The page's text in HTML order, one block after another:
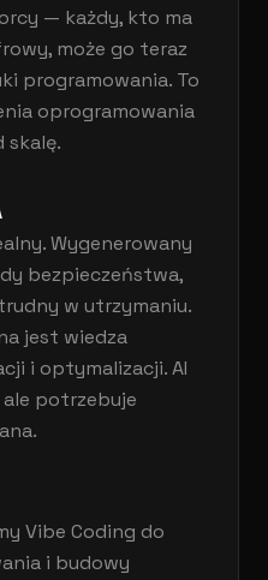
— każdy, kto ma
może go teraz
programowania. To
oprogramowania
skalę.
Wygenerowany
bezpieczeństwa,
w utrzymaniu.
jest wiedza
i optymalizacji. AI
potrzebuje
Vibe Coding do
i budowy